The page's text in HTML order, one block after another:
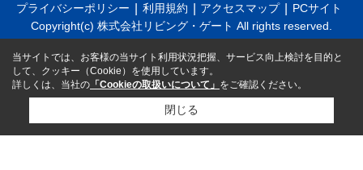
プライバシーポリシー 利用規約 アクセスマップ
PCサイト
Copyright(c) 株式会社リビング・ゲート All rights reserved.
当サイトでは、お客様の当サイト利用状況把握、サービス向上検討を目的と
して、クッキー（Cookie）を使用しています。
詳しくは、当社の 「Cookieの取扱いについて」 をご確認ください。
閉じる